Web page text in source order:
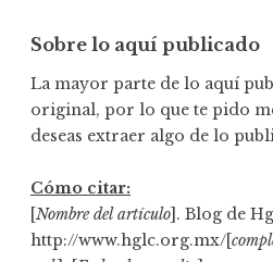
Sobre lo aquí publicado
La mayor parte de lo aquí
original, por lo que te pido
deseas extraer algo de lo
Cómo citar:
[Nombre del artículo]. Blog de
http://www.hglc.org.mx/[